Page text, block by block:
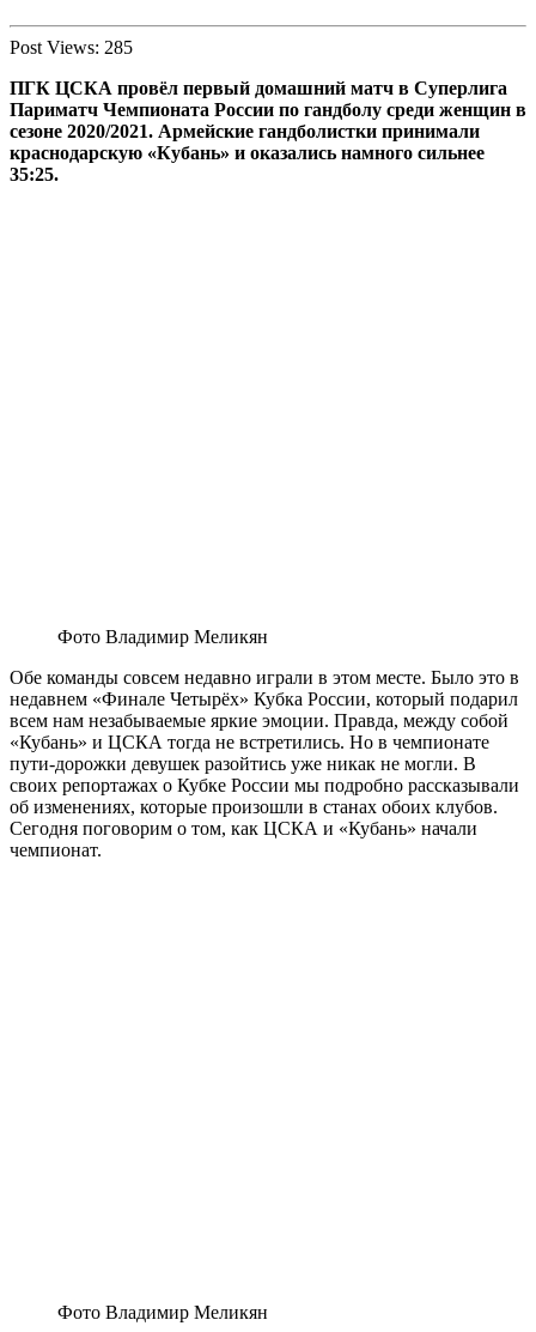
Post Views: 285
ПГК ЦСКА провёл первый домашний матч в Суперлига
Париматч Чемпионата России по гандболу среди женщин в
сезоне 2020/2021. Армейские гандболистки принимали
краснодарскую «Кубань» и оказались намного сильнее
35:25.
Фото Владимир Меликян
Обе команды совсем недавно играли в этом месте. Было это в
недавнем «Финале Четырёх» Кубка России, который подарил
всем нам незабываемые яркие эмоции. Правда, между собой
«Кубань» и ЦСКА тогда не встретились. Но в чемпионате
пути-дорожки девушек разойтись уже никак не могли. В
своих репортажах о Кубке России мы подробно рассказывали
об изменениях, которые произошли в станах обоих клубов.
Сегодня поговорим о том, как ЦСКА и «Кубань» начали
чемпионат.
Фото Владимир Меликян